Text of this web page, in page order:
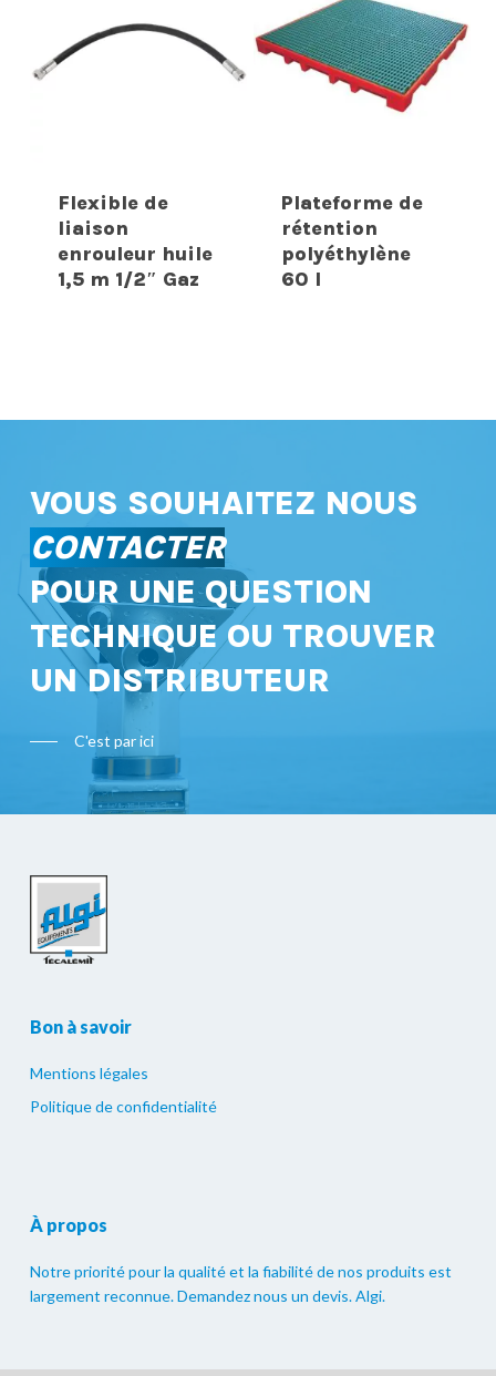
Flexible de
liaison
enrouleur huile
1,5 m 1/2″ Gaz
Plateforme de
rétention
polyéthylène
60 l
VOUS SOUHAITEZ NOUS
CONTACTER
POUR UNE QUESTION
TECHNIQUE OU TROUVER
UN DISTRIBUTEUR
C'est par ici
Bon à savoir
Mentions légales
Politique de confidentialité
À propos
Notre priorité pour la qualité et la fiabilité de nos produits est
largement reconnue. Demandez nous un devis. Algi.